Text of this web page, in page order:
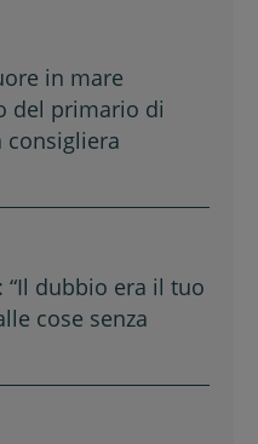
in mare
del primario di
consigliera
“Il dubbio era il tuo
cose senza